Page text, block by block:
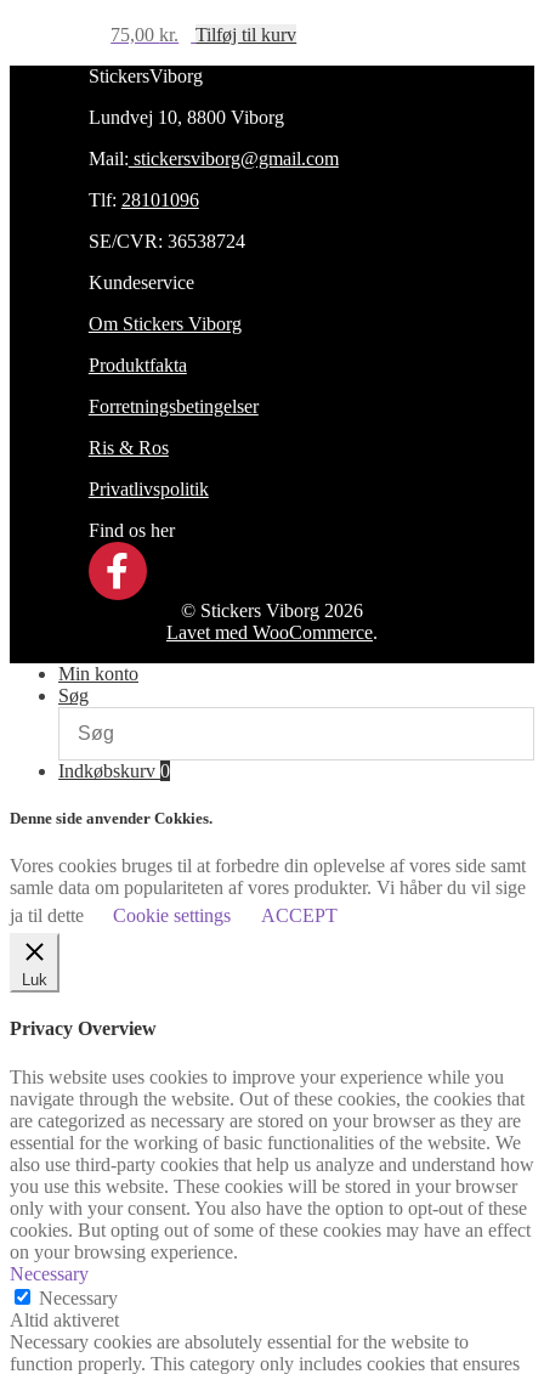
75,00kr.
Tilføj til kurv
StickersViborg
Lundvej 10, 8800 Viborg
Mail: stickersviborg@gmail.com
Tlf: 28101096
SE/CVR: 36538724
Kundeservice
Om Stickers Viborg
Produktfakta
Forretningsbetingelser
Ris & Ros
Privatlivspolitik
Find os her
© Stickers Viborg 2026
Lavet med WooCommerce.
Min konto
Søg
Indkøbskurv 0
Denne side anvender Cokkies.
Vores cookies bruges til at forbedre din oplevelse af vores side samt
samle data om populariteten af vores produkter. Vi håber du vil sige
ja til dette
Cookie settings ACCEPT
Luk
Privacy Overview
This website uses cookies to improve your experience while you
navigate through the website. Out of these cookies, the cookies that
are categorized as necessary are stored on your browser as they are
essential for the working of basic functionalities of the website. We
also use third-party cookies that help us analyze and understand how
you use this website. These cookies will be stored in your browser
only with your consent. You also have the option to opt-out of these
cookies. But opting out of some of these cookies may have an effect
on your browsing experience.
Necessary
Necessary
Altid aktiveret
Necessary cookies are absolutely essential for the website to
function properly. This category only includes cookies that ensures